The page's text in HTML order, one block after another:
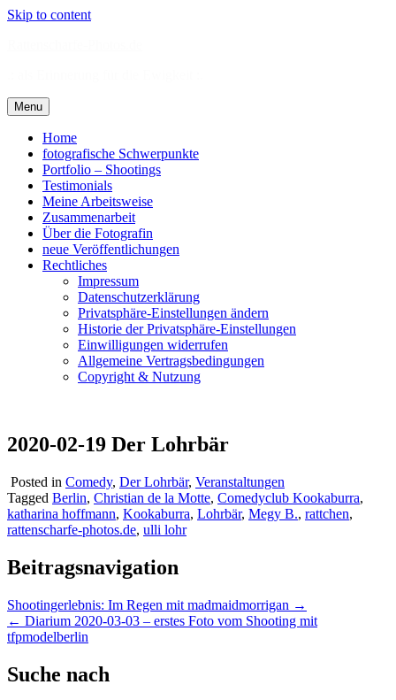
Skip to content
Menu
Home
fotografische Schwerpunkte
Portfolio – Shootings
Testimonials
Meine Arbeitsweise
Zusammenarbeit
Über die Fotografin
neue Veröffentlichungen
Rechtliches
Impressum
Datenschutzerklärung
Privatsphäre-Einstellungen ändern
Historie der Privatsphäre-Einstellungen
Einwilligungen widerrufen
Allgemeine Vertragsbedingungen
Copyright & Nutzung
2020-02-19 Der Lohrbär
Posted in Comedy, Der Lohrbär, Veranstaltungen
Tagged Berlin, Christian de la Motte, Comedyclub Kookaburra,
katharina hoffmann, Kookaburra, Lohrbär, Megy B., rattchen,
rattenscharfe-photos.de, ulli lohr
Beitragsnavigation
Shootingerlebnis: Im Regen mit madmaidmorrigan →
← Diarium 2020-03-03 – erstes Foto vom Shooting mit
tfpmodelberlin
Suche nach